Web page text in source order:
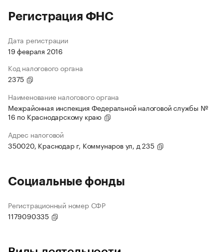
Регистрация ФНС
Дата регистрации
19 февраля 2016
Код налогового органа
2375
Наименование налогового органа
Межрайонная инспекция Федеральной налоговой службы №
16 по Краснодарскому краю
Адрес налоговой
350020, Краснодар г, Коммунаров ул, д 235
Социальные фонды
Регистрационный номер СФР
1179090335